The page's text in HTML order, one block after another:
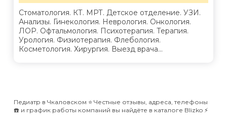
Стоматология. КТ. МРТ. Детское отделение. УЗИ.
Анализы. Гинекология. Неврология. Онкология.
ЛОР. Офтальмология. Психотерапия. Терапия.
Урология. Физиотерапия. Флебология.
Косметология. Хирургия. Выезд врача...
Педиатр в Чкаловском ⭐️ Честные отзывы, адреса, телефоны
☎️ и график работы компаний вы найдёте в каталоге Blizko ⚡️